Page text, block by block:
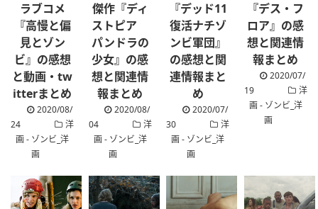
ラブコメ
『高慢と偏
見とゾン
ビ』の感想
と動画・tw
itterまとめ
2020/08/
24
洋
画 - ゾンビ_洋
画
傑作『ディ
ストピア
パンドラの
少女』の感
想と関連情
報まとめ
2020/08/
04
洋
画 - ゾンビ_洋
画
『デッド11
復活ナチゾ
ンビ軍団』
の感想と関
連情報まと
め
2020/07/
30
洋
画 - ゾンビ_洋
画
『デス・フ
ロア』の感
想と関連情
報まとめ
2020/07/
19
洋
画 - ゾンビ_洋
画